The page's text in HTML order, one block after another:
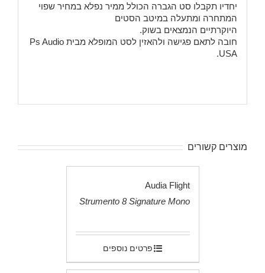
יחדיו תקבלו סט הגברה הכולל ממיר נפלא במחיר שפוי
המתחרה ומתעלה במיטב הסטים
היוקרתיים הנמצאים בשוק.
חובה לתאם פגישה ולהאזין לסט המופלא מבית Ps Audio
USA.
מוצרים קשורים
Audia Flight
Strumento 8 Signature Mono
פרטים נוספים